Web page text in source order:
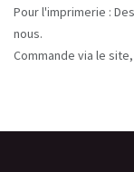
Pour l'imprimerie :
nous.
Commande via le